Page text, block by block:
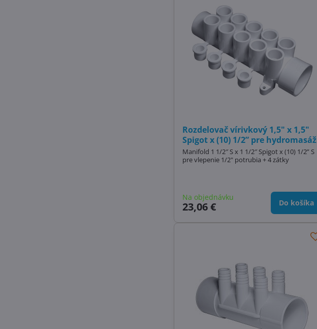
Rozdelovač vírivkový 1,5" x 1,5"
Spigot x (10) 1/2” pre hydromasáž
Manifold 1 1/2″ S x 1 1/2″ Spigot x (10) 1/2” S
pre vlepenie 1/2" potrubia + 4 zátky
Na objednávku
23,06 € Do košíka